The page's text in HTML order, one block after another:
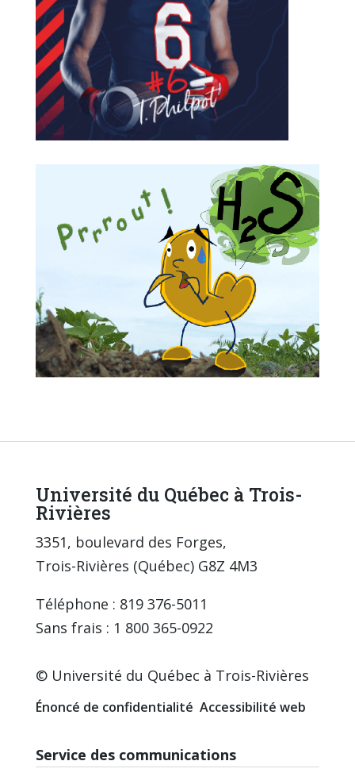
Université du Québec à Trois-
Rivières
3351, boulevard des Forges,
Trois-Rivières (Québec) G8Z 4M3
Téléphone : 819 376-5011
Sans frais : 1 800 365-0922
© Université du Québec à Trois-Rivières
Énoncé de confidentialité Accessibilité web
Service des communications